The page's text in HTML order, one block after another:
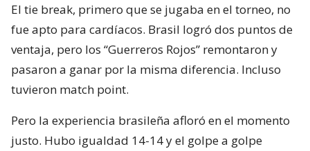
El tie break, primero que se jugaba en el torneo, no
fue apto para cardíacos. Brasil logró dos puntos de
ventaja, pero los “Guerreros Rojos” remontaron y
pasaron a ganar por la misma diferencia. Incluso
tuvieron match point.
Pero la experiencia brasileña afloró en el momento
justo. Hubo igualdad 14-14 y el golpe a golpe